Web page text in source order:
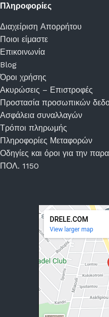
Πληροφορίες
Διαχείριση Απορρήτου
Ποιοι είμαστε
Επικοινωνία
Blog
Όροι χρήσης
Ακυρώσεις – Επιστροφές
Προστασία προσωπικών
Ασφάλεια συναλλαγών
Τρόποι πληρωμής
Πληροφορίες Μεταφορών
Οδηγίες και όροι για την
ΠΟΛ. 1150